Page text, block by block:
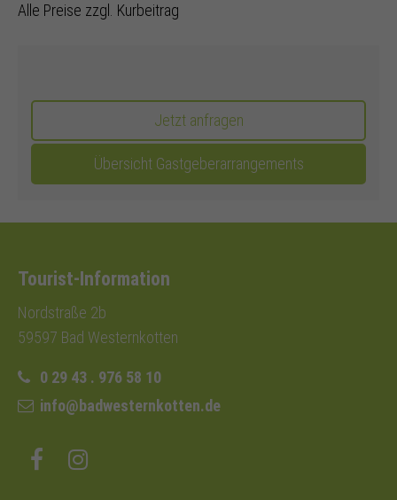
Alle Preise zzgl. Kurbeitrag
Jetzt anfragen
Übersicht Gastgeberarrangements
Tourist-Information
Nordstraße 2b
59597 Bad Westernkotten
0 29 43 . 976 58 10
info@badwesternkotten.de